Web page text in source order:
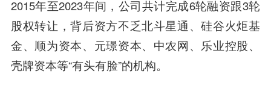
2015年至2023年间，公司共计完成6轮融资跟3轮
股权转让，背后资方不乏北斗星通、硅谷火炬基
金、顺为资本、元璟资本、中农网、乐业控股、
壳牌资本等“有头有脸”的机构。